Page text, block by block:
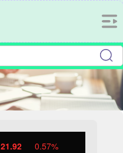
21.92 0.57%